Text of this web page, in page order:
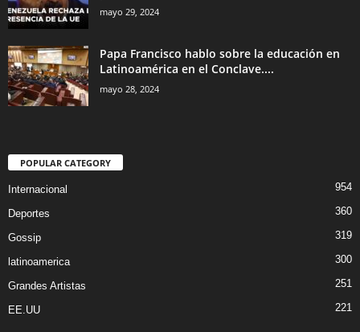
mayo 29, 2024
Papa Francisco hablo sobre la educación en
Latinoamérica en el Conclave....
mayo 28, 2024
POPULAR CATEGORY
Internacional 954
Deportes 360
Gossip 319
latinoamerica 300
Grandes Artistas 251
EE.UU 221